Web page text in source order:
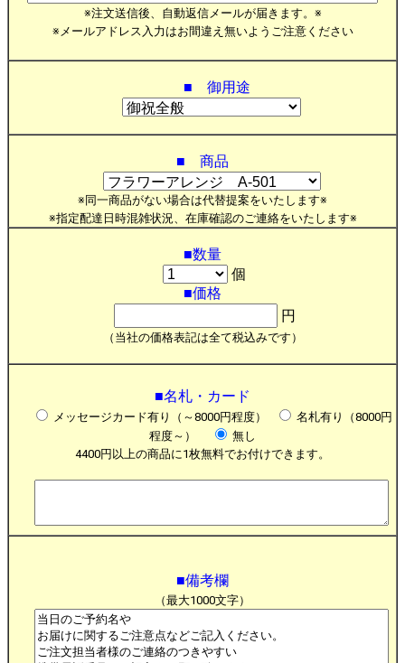
※注文送信後、自動返信メールが届きます。※
※メールアドレス入力はお間違え無いようご注意ください
■ 御用途
■ 商品
※同一商品がない場合は代替提案をいたします※
※指定配達日時混雑状況、在庫確認のご連絡をいたします※
■数量
個
■価格
円
（当社の価格表記は全て税込みです）
■名札・カード
メッセージカード有り（～8000円程度）
名札有り（8000円
程度～）
無し
4400円以上の商品に1枚無料でお付けできます。
■備考欄
（最大1000文字）